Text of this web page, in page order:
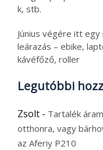
k, stb.
Június végére itt
leárazás – ebike,
kávéfőző, roller
Legutóbbi
Zsolt - Tartalék
otthonra, vagy
az Aferiy P210